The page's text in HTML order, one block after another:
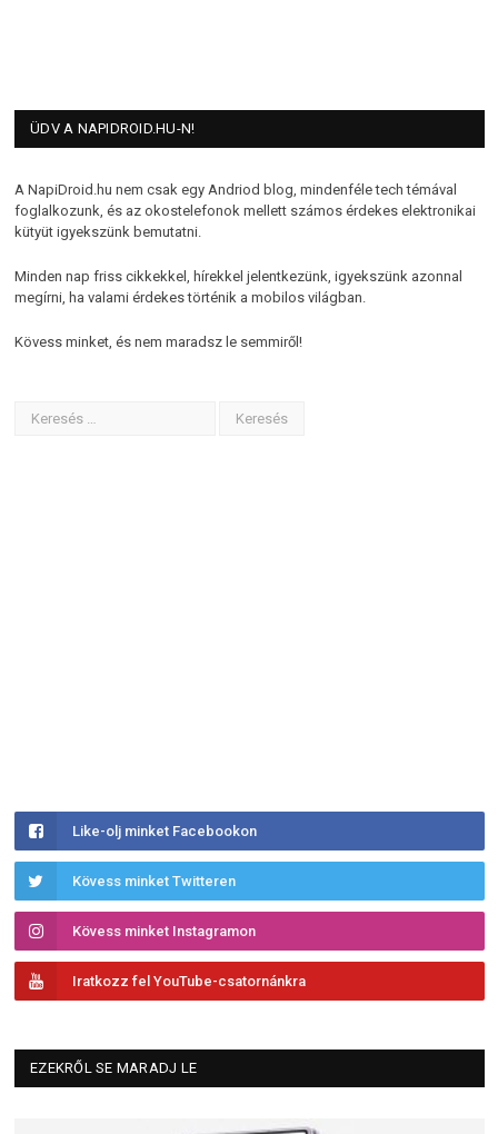
ÜDV A NAPIDROID.HU-N!
A NapiDroid.hu nem csak egy Andriod blog, mindenféle tech témával
foglalkozunk, és az okostelefonok mellett számos érdekes elektronikai
kütyüt igyekszünk bemutatni.
Minden nap friss cikkekkel, hírekkel jelentkezünk, igyekszünk azonnal
megírni, ha valami érdekes történik a mobilos világban.
Kövess minket, és nem maradsz le semmiről!
Like-olj minket Facebookon
Kövess minket Twitteren
Kövess minket Instagramon
Iratkozz fel YouTube-csatornánkra
EZEKRŐL SE MARADJ LE